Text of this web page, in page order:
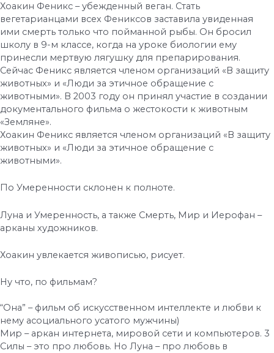
Хоакин Феникс – убежденный веган. Стать
вегетарианцами всех Фениксов заставила увиденная
ими смерть только что пойманной рыбы. Он бросил
школу в 9-м классе, когда на уроке биологии ему
принесли мертвую лягушку для препарирования.
Сейчас Феникс является членом организаций «В защиту
животных» и «Люди за этичное обращение с
животными». В 2003 году он принял участие в создании
документального фильма о жестокости к животным
«Земляне».
Хоакин Феникс является членом организаций «В защиту
животных» и «Люди за этичное обращение с
животными».
По Умеренности склонен к полноте.
Луна и Умеренность, а также Смерть, Мир и Иерофан –
арканы художников.
Хоакин увлекается живописью, рисует.
Ну что, по фильмам?
“Она” – фильм об искусственном интеллекте и любви к
нему асоциального усатого мужчины)
Мир – аркан интернета, мировой сети и компьютеров. 3
Силы – это про любовь. Но Луна – про любовь в